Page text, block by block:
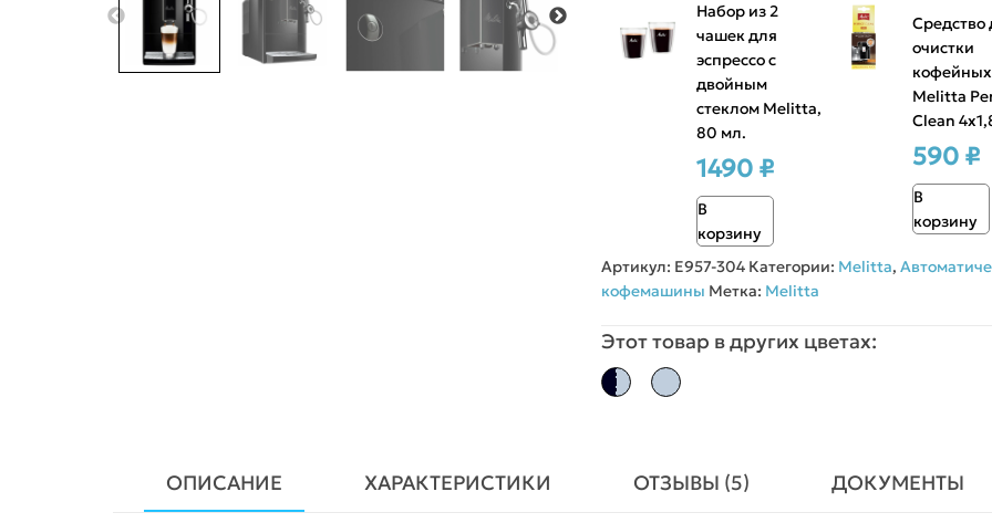
Набор из 2
чашек для
эспрессо с
двойным
стеклом Melitta,
80 мл.
1490 ₽
В
корзину
Средство
очистки
Melitta
Clean
590 ₽
В
корзину
Артикул: Е957-304 Категории: Melitta,
кофемашины Метка: Melitta
Этот товар в других цветах:
ОПИСАНИЕ ХАРАКТЕРИСТИКИ ОТЗЫВЫ (5) ДОКУМЕНТЫ